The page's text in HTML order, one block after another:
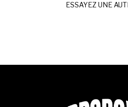
ESSAYEZ UNE